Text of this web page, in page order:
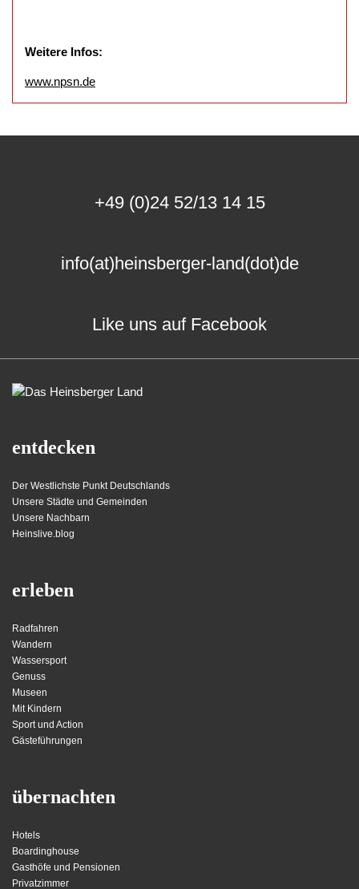
Weitere Infos:
www.npsn.de
+49 (0)24 52/13 14 15
info(at)heinsberger-land(dot)de
Like uns auf Facebook
entdecken
Der Westlichste Punkt Deutschlands
Unsere Städte und Gemeinden
Unsere Nachbarn
Heinslive.blog
erleben
Radfahren
Wandern
Wassersport
Genuss
Museen
Mit Kindern
Sport und Action
Gästeführungen
übernachten
Hotels
Boardinghouse
Gasthöfe und Pensionen
Privatzimmer